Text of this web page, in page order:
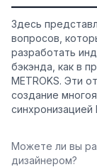
Здесь
вопросов,
разработать
бэкэнда, как в
METROKS. Эти
создание
синхронизацией
Можете ли вы
дизайнером?